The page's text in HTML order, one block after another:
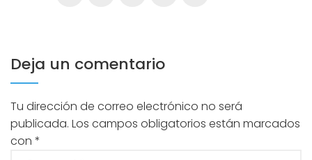
Deja un comentario
Tu dirección de correo electrónico no será
publicada. Los campos obligatorios están marcados
con *